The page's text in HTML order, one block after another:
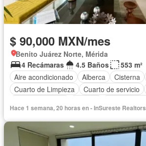
$ 90,000 MXN/mes
Benito Juárez Norte, Mérida
4 Recámaras
4.5 Baños
553 m²
Aire acondicionado
Alberca Cisterna
Cuarto de Limpieza
Cuarto de servicio
Hace 1 semana, 20 horas en - InSureste Realtors